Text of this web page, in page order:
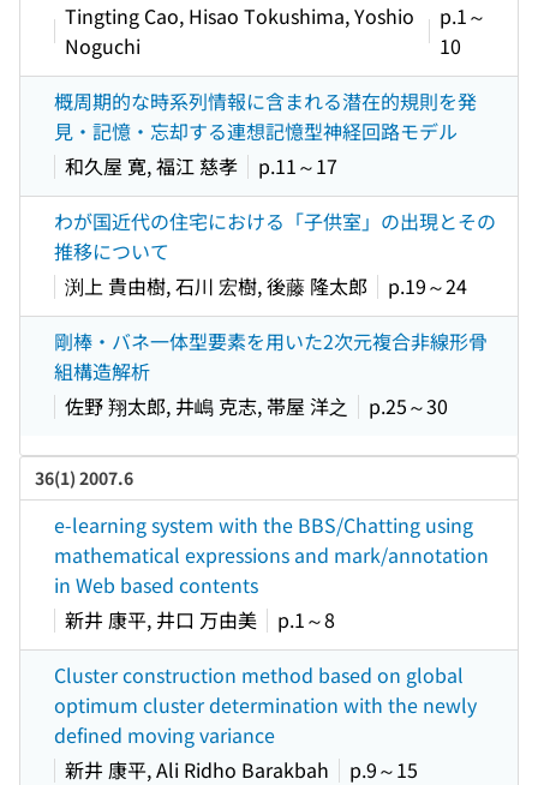
Tingting Cao, Hisao Tokushima, Yoshio
Noguchi
p.1～
10
概周期的な時系列情報に含まれる潜在的規則を発
見・記憶・忘却する連想記憶型神経回路モデル
和久屋 寛, 福江 慈孝
p.11～17
わが国近代の住宅における「子供室」の出現とその
推移について
渕上 貴由樹, 石川 宏樹, 後藤 隆太郎
p.19～24
剛棒・バネ一体型要素を用いた2次元複合非線形骨
組構造解析
佐野 翔太郎, 井嶋 克志, 帯屋 洋之
p.25～30
36(1) 2007.6
e-learning system with the BBS/Chatting using
mathematical expressions and mark/annotation
in Web based contents
新井 康平, 井口 万由美
p.1～8
Cluster construction method based on global
optimum cluster determination with the newly
defined moving variance
新井 康平, Ali Ridho Barakbah
p.9～15